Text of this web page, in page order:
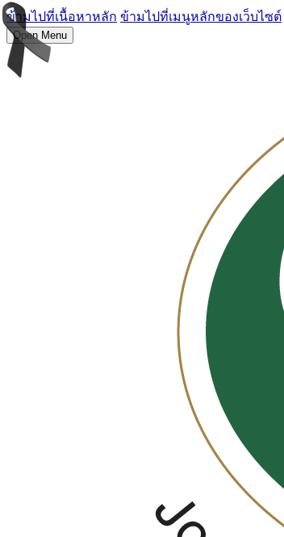
ข้ามไปที่เนื้อหาหลัก ข้ามไปที่เมนูหลักของเว็บไซต์
Open Menu